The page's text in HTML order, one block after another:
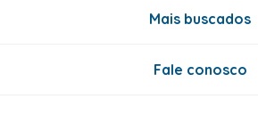
Mais buscados
Fale conosco